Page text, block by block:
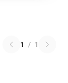
1 / 1